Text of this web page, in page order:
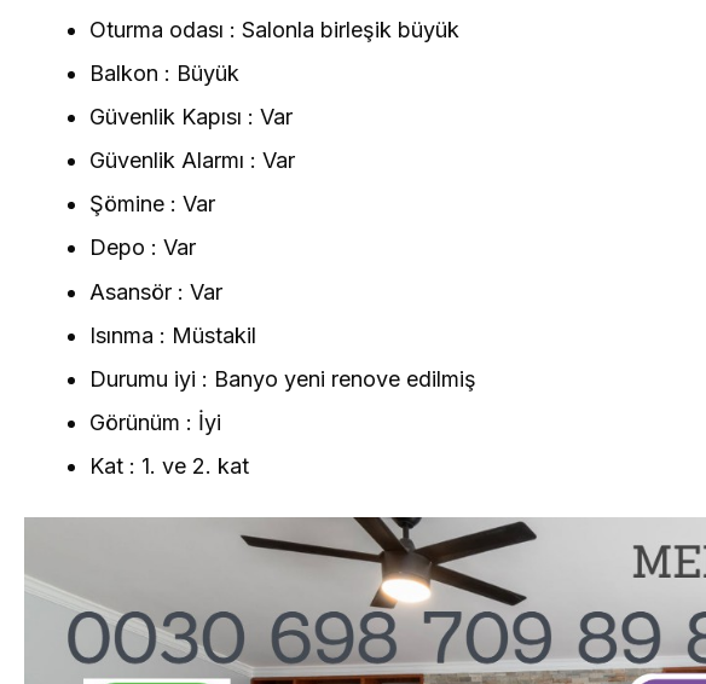
Oturma odası : Salonla birleşik büyük
Balkon : Büyük
Güvenlik Kapısı : Var
Güvenlik Alarmı : Var
Şömine : Var
Depo : Var
Asansör : Var
Isınma : Müstakil
Durumu iyi : Banyo yeni renove edilmiş
Görünüm : İyi
Kat : 1. ve 2. kat